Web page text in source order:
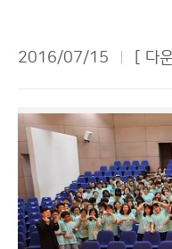
습니다. ※ 해피해피 캠
온열질환 피해를 최소
국민안전처와 밥상공동
기상청은 기후변화로
황인만큼 관계부처와
화해 폭염피해 예방을
2016/07/15 [ 다